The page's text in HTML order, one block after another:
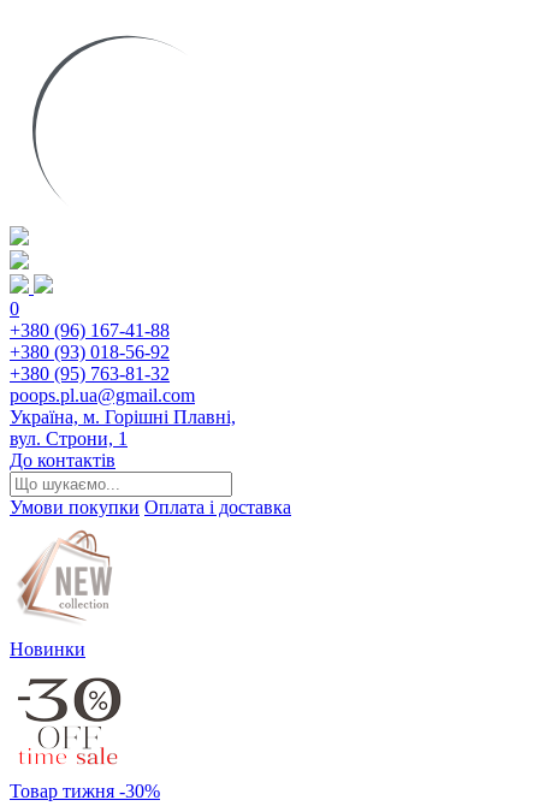
0
+380 (96) 167-41-88
+380 (93) 018-56-92
+380 (95) 763-81-32
poops.pl.ua@gmail.com
Україна, м. Горішні Плавні,
вул. Строни, 1
До контактів
Умови покупки Оплата і доставка
Новинки
Товар тижня -30%